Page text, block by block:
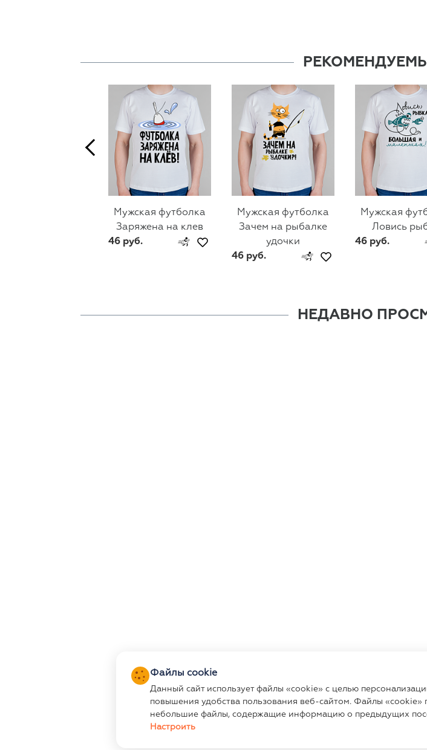
Мужская футболка
Заряжена на клев
46 руб.
Мужская футболка
Зачем на рыбалке
удочки
46 руб.
Мужская
Ловись
46 руб.
НЕДАВНО
Файлы cookie
Данный сайт использует файлы «cookie» с целью
повышения удобства пользования веб-сайтом. Файлы «cookie»
небольшие файлы, содержащие информацию о предыдущих
Настроить